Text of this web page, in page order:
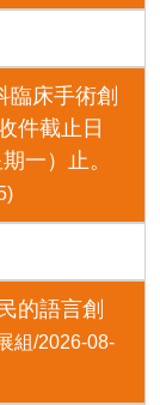
臨床手術創
件截止日
一）止。
的語言創
組/2026-08-